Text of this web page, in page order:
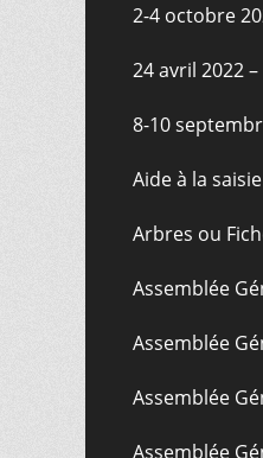
2-4 octobre
24 avril 2022
8-10
Aide à la
Arbres ou
Assemblée
Assemblée
Assemblée
Assemblée